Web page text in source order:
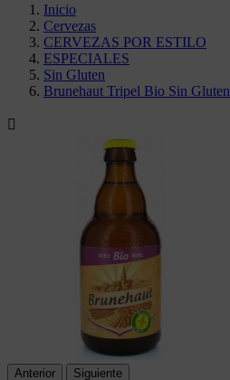
Inicio
Cervezas
CERVEZAS POR ESTILO
ESPECIALES
Sin Gluten
Brunehaut Tripel Bio Sin Gluten

Anterior Siguiente